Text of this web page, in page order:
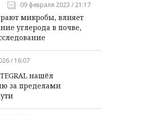
09 февраля 2023 / 21:17
микробы, влияет
углерода в почве,
/ 16:07
нашёл
за пределами